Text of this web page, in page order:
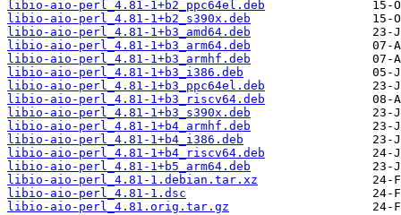
libio-aio-perl_4.81-1+b2_ppc64el.deb
libio-aio-perl_4.81-1+b2_s390x.deb
libio-aio-perl_4.81-1+b3_amd64.deb
libio-aio-perl_4.81-1+b3_arm64.deb
libio-aio-perl_4.81-1+b3_armhf.deb
libio-aio-perl_4.81-1+b3_i386.deb
libio-aio-perl_4.81-1+b3_ppc64el.deb
libio-aio-perl_4.81-1+b3_riscv64.deb
libio-aio-perl_4.81-1+b3_s390x.deb
libio-aio-perl_4.81-1+b4_armhf.deb
libio-aio-perl_4.81-1+b4_i386.deb
libio-aio-perl_4.81-1+b4_riscv64.deb
libio-aio-perl_4.81-1+b5_arm64.deb
libio-aio-perl_4.81-1.debian.tar.xz
libio-aio-perl_4.81-1.dsc
libio-aio-perl_4.81.orig.tar.gz